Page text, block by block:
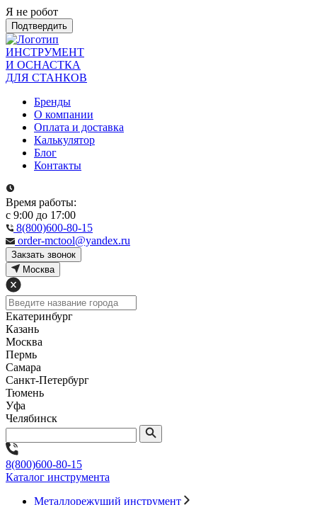
Я не робот
Подтвердить
ИНСТРУМЕНТ
И ОСНАСТКА
ДЛЯ СТАНКОВ
Бренды
О компании
Оплата и доставка
Калькулятор
Блог
Контакты
Время работы:
с 9:00 до 17:00
8(800)600-80-15
order-mctool@yandex.ru
Закзать звонок
Москва
Екатеринбург
Казань
Москва
Пермь
Самара
Санкт-Петербург
Тюмень
Уфа
Челябинск
8(800)600-80-15
Каталог инструмента
Металлорежущий инструмент